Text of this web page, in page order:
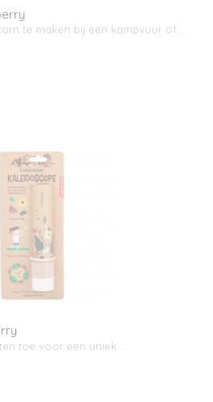
te maken bij een kampvuur of…
toe voor een uniek…